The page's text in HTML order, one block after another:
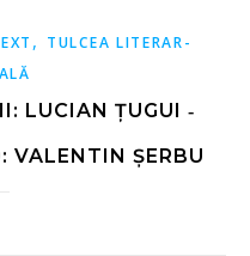
, TULCEA LITERAR-
LUCIAN ȚUGUI ‑
VALENTIN ȘERBU